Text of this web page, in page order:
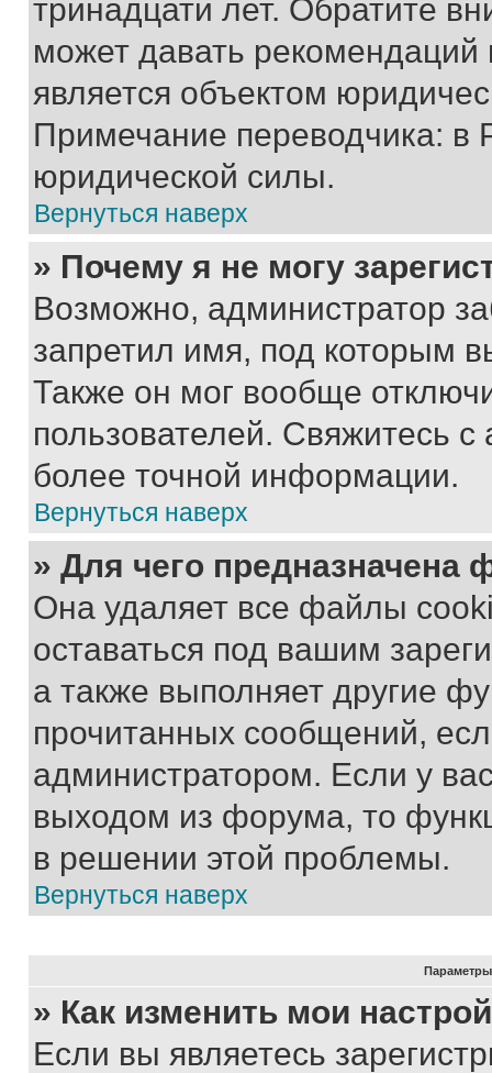
тринадцати лет. Обратите
может давать
является объектом
Примечание переводчика: в
юридической силы.
Вернуться наверх
» Почему я не могу
Возможно, администратор
запретил имя, под которым
Также он мог вообще
пользователей. Свяжитесь
более точной информации.
Вернуться наверх
» Для чего предназначена
Она удаляет все файлы
оставаться под вашим
а также выполняет другие
прочитанных сообщений,
администратором. Если у
выходом из форума, то
в решении этой проблемы.
Вернуться наверх
Параметры
» Как изменить мои
Если вы являетесь